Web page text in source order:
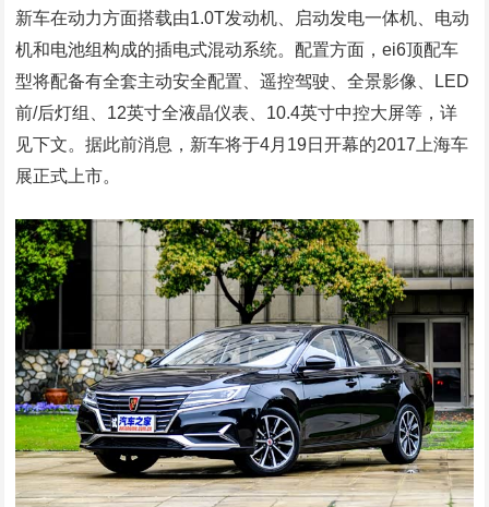
新车在动力方面搭载由1.0T发动机、启动发电一体机、电动
机和电池组构成的插电式混动系统。配置方面，ei6顶配车
型将配备有全套主动安全配置、遥控驾驶、全景影像、LED
前/后灯组、12英寸全液晶仪表、10.4英寸中控大屏等，详
见下文。据此前消息，新车将于4月19日开幕的2017上海车
展正式上市。